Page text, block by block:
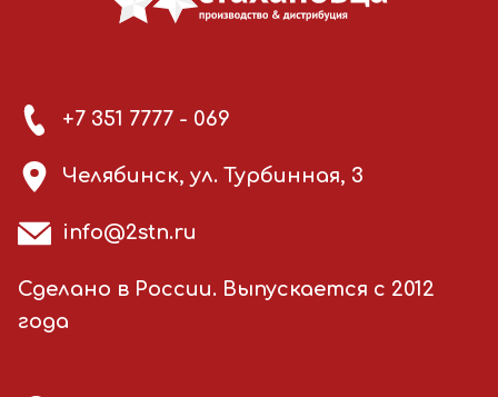
+7 351 7777 - 069
Челябинск, ул. Турбинная, 3
info@2stn.ru
Сделано в России. Выпускается с 2012
года